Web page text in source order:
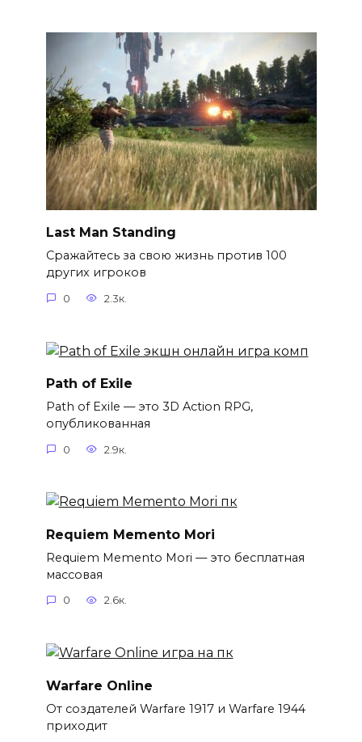
Last Man Standing
Сражайтесь за свою жизнь против 100
других игроков
0 2.3к.
Path of Exile
Path of Exile — это 3D Action RPG,
опубликованная
0 2.9к.
Requiem Memento Mori
Requiem Memento Mori — это бесплатная
массовая
0 2.6к.
Warfare Online
От создателей Warfare 1917 и Warfare 1944
приходит